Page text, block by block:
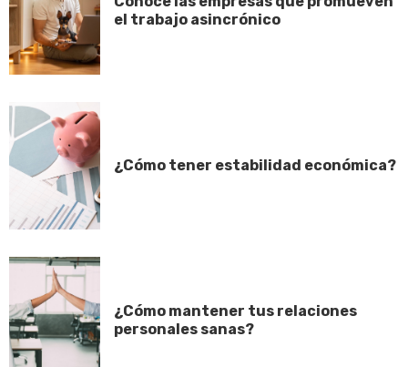
el trabajo asincrónico
¿Cómo tener estabilidad económica?
¿Cómo mantener tus relaciones
personales sanas?